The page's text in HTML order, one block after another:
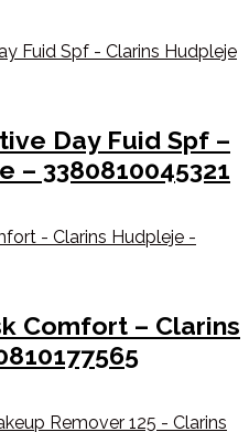
Day Fuid Spf –
– 3380810045321
Comfort – Clarins